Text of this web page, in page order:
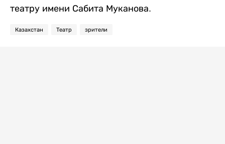
театру имени Сабита Муканова.
Казахстан Театр зрители